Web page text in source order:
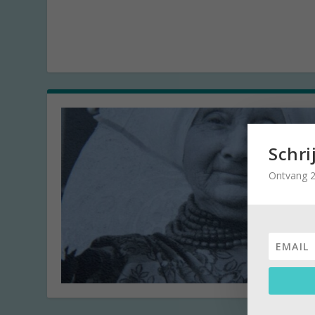
Ontvang